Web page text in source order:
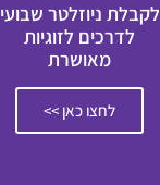
לקבלת ניוזלטר שבועי
לדרכים לזוגיות
מאושרת
לחצו כאן >>